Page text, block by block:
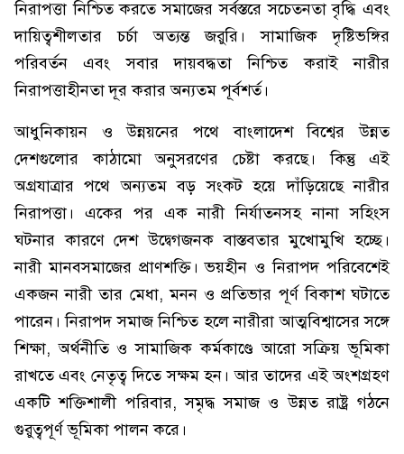
নিরাপত্তা নিশ্চিত করতে সমাজের সর্বস্তরে সচেতনতা বৃদ্ধি এবং
দায়িত্বশীলতার চর্চা অত্যন্ত জরুরি। সামাজিক দৃষ্টিভঙ্গির
পরিবর্তন এবং সবার দায়বদ্ধতা নিশ্চিত করাই নারীর
নিরাপত্তাহীনতা দূর করার অন্যতম পূর্বশর্ত।
আধুনিকায়ন ও উন্নয়নের পথে বাংলাদেশ বিশ্বের উন্নত
দেশগুলোর কাঠামো অনুসরণের চেষ্টা করছে। কিন্তু এই
অগ্রযাত্রার পথে অন্যতম বড় সংকট হয়ে দাঁড়িয়েছে নারীর
নিরাপত্তা। একের পর এক নারী নির্যাতনসহ নানা সহিংস
ঘটনার কারণে দেশ উদ্বেগজনক বাস্তবতার মুখোমুখি হচ্ছে।
নারী মানবসমাজের প্রাণশক্তি। ভয়হীন ও নিরাপদ পরিবেশেই
একজন নারী তার মেধা, মনন ও প্রতিভার পূর্ণ বিকাশ ঘটাতে
পারেন। নিরাপদ সমাজ নিশ্চিত হলে নারীরা আত্মবিশ্বাসের সঙ্গে
শিক্ষা, অর্থনীতি ও সামাজিক কর্মকাণ্ডে আরো সক্রিয় ভূমিকা
রাখতে এবং নেতৃত্ব দিতে সক্ষম হন। আর তাদের এই অংশগ্রহণ
একটি শক্তিশালী পরিবার, সমৃদ্ধ সমাজ ও উন্নত রাষ্ট্র গঠনে
গুরুত্বপূর্ণ ভূমিকা পালন করে।